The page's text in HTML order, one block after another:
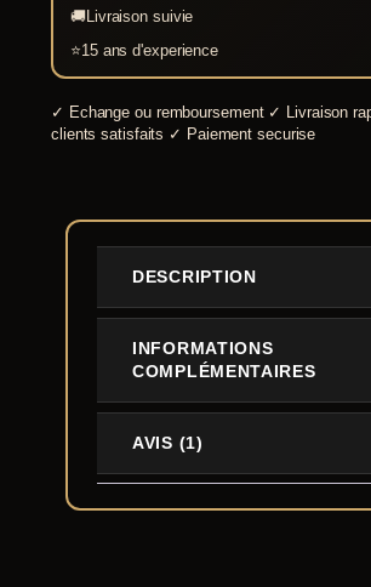
🚚Livraison suivie
⭐15 ans d'experience
✓ Echange ou remboursement ✓ Livraison
clients satisfaits ✓ Paiement securise
DESCRIPTION
INFORMATIONS
COMPLÉMENTAIRES
AVIS (1)